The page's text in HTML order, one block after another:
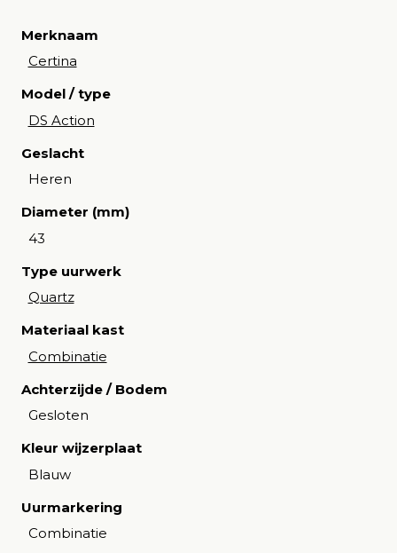
Merknaam
Certina
Model / type
DS Action
Geslacht
Heren
Diameter (mm)
43
Type uurwerk
Quartz
Materiaal kast
Combinatie
Achterzijde / Bodem
Gesloten
Kleur wijzerplaat
Blauw
Uurmarkering
Combinatie